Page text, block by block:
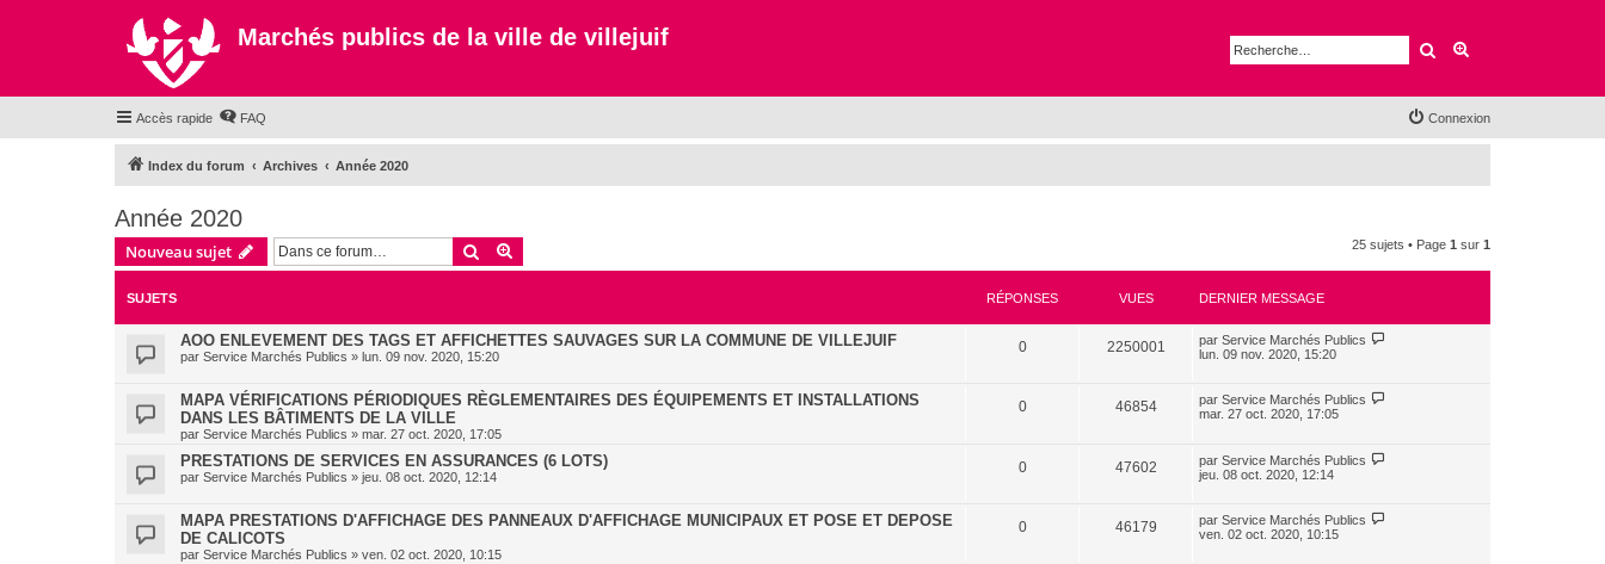
Marchés publics de la ville de villejuif Rechercher
Accès rapide FAQ Connexion
Index du forum Archives Année 2020
Année 2020
Nouveau sujet Rechercher 25 sujets • Page 1 sur 1
SUJETS RÉPONSES VUES DERNIER MESSAGE
AOO ENLEVEMENT DES TAGS ET AFFICHETTES SAUVAGES SUR LA COMMUNE DE VILLEJUIF
par Service Marchés Publics » lun. 09 nov. 2020, 15:20
0 2250001 par Service Marchés Publics
lun. 09 nov. 2020, 15:20
MAPA VÉRIFICATIONS PÉRIODIQUES RÈGLEMENTAIRES DES ÉQUIPEMENTS ET INSTALLATIONS
DANS LES BÂTIMENTS DE LA VILLE
par Service Marchés Publics » mar. 27 oct. 2020, 17:05
0 46854 par Service Marchés Publics
mar. 27 oct. 2020, 17:05
PRESTATIONS DE SERVICES EN ASSURANCES (6 LOTS)
par Service Marchés Publics » jeu. 08 oct. 2020, 12:14
0 47602 par Service Marchés Publics
jeu. 08 oct. 2020, 12:14
MAPA PRESTATIONS D'AFFICHAGE DES PANNEAUX D'AFFICHAGE MUNICIPAUX ET POSE ET DEPOSE
DE CALICOTS
par Service Marchés Publics » ven. 02 oct. 2020, 10:15
0 46179 par Service Marchés Publics
ven. 02 oct. 2020, 10:15